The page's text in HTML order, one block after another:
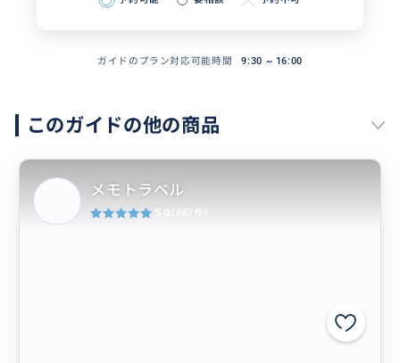
ガイドのプラン対応可能時間 9:30 ~ 16:00
このガイドの他の商品
メモトラベル
5.0 (987件)